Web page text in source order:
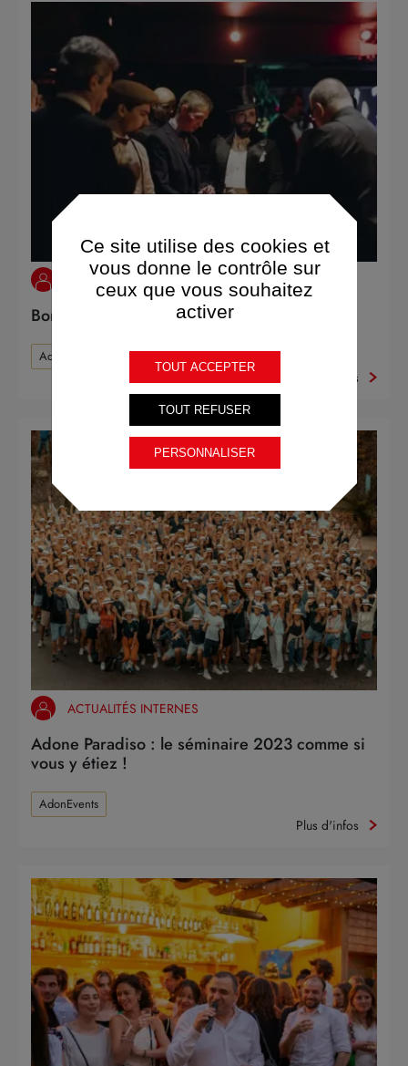
ACTUALITÉS INTERNES
Bonnes fêtes de fin d’année Adoniennes !
AdonEvents
Plus d'infos
ACTUALITÉS INTERNES
Adone Paradiso : le séminaire 2023 comme si
vous y étiez !
AdonEvents
Plus d'infos
Ce site utilise des cookies et
vous donne le contrôle sur
ceux que vous souhaitez
activer
TOUT ACCEPTER
TOUT REFUSER
PERSONNALISER